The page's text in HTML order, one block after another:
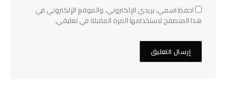
احفظ اسمي، بريدي الإلكتروني، والموقع الإلكتروني في
هذا المتصفح لاستخدامها المرة المقبلة في تعليقي.